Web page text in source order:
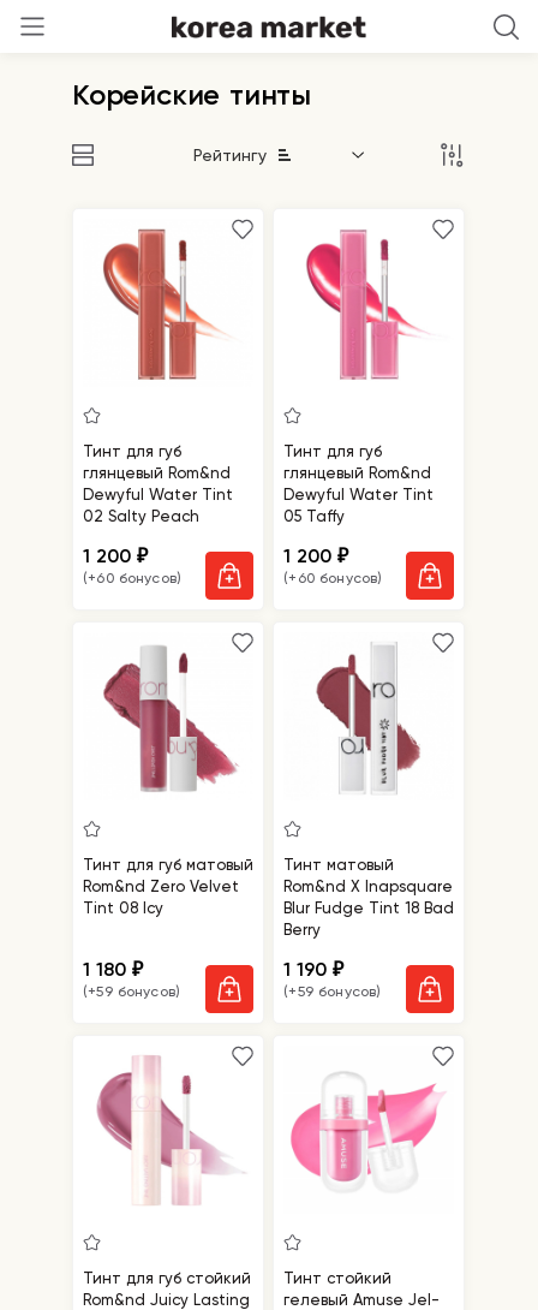
Корейские тинты
Рейтингу
Тинт для губ
глянцевый Rom&nd
Dewyful Water Tint
02 Salty Peach
1 200₽
(+60 бонусов)
Тинт для губ
глянцевый Rom&nd
Dewyful Water Tint
05 Taffy
1 200₽
(+60 бонусов)
Тинт для губ матовый
Rom&nd Zero Velvet
Tint 08 Icy
1 180₽
(+59 бонусов)
Тинт матовый
Rom&nd X Inapsquare
Blur Fudge Tint 18 Bad
Berry
1 190₽
(+59 бонусов)
Тинт для губ стойкий
Rom&nd Juicy Lasting
Тинт стойкий
гелевый Amuse Jel-